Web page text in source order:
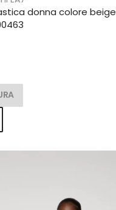
donna colore beige